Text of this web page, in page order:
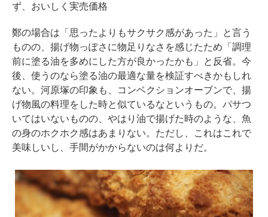
ず、おいしく実売価格
鄭の場合は「思ったよりもサクサク感があった」と言う
ものの、揚げ物っぽさに物足りなさを感じたため「調理
前に塗る油を多めにした方が良かったかも」と反省。今
後、使うのなら塗る油の最適な量を検証すべきかもしれ
ない。河原塚の印象も、コンベクションオーブンで、揚
げ物風の料理をした時と似ているなというもの。パサつ
いてはいないものの、やはり油で揚げた時のような、魚
の身のホクホク感はあまりない。ただし、これはこれで
美味しいし、手間がかからないのは何よりだ。